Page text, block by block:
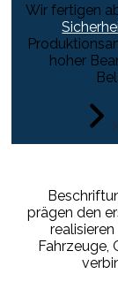
Wir fertigen
hoher
prägen den
Fahrzeuge,